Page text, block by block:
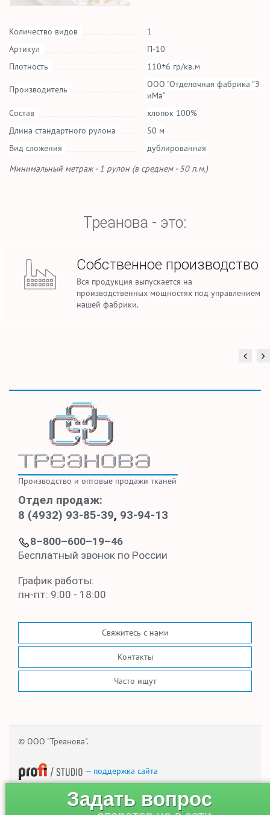
Количество видов
1
Артикул
П-10
Плотность
110±6 гр/кв.м
Производитель
ООО "Отделочная фабрика "З
иМа"
Состав
хлопок 100%
Длина стандартного рулона
50 м
Вид сложения
дублированная
Минимальный метраж - 1 рулон (в среднем - 50 п.м.)
Треанова - это:
Собственное производство
Вся продукция выпускается на
производственных мощностях под управлением
нашей фабрики.
Производство и оптовые продажи тканей
Отдел продаж:
8 (4932) 93-85-39, 93-94-13
8–800–600–19–46
Бесплатный звонок по России
График работы:
пн-пт: 9:00 - 18:00
Свяжитесь с нами
Контакты
Часто ищут
© ООО "Треанова".
— поддержка сайта
Задать вопрос